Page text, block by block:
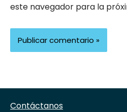
este navegador para la
Contáctanos